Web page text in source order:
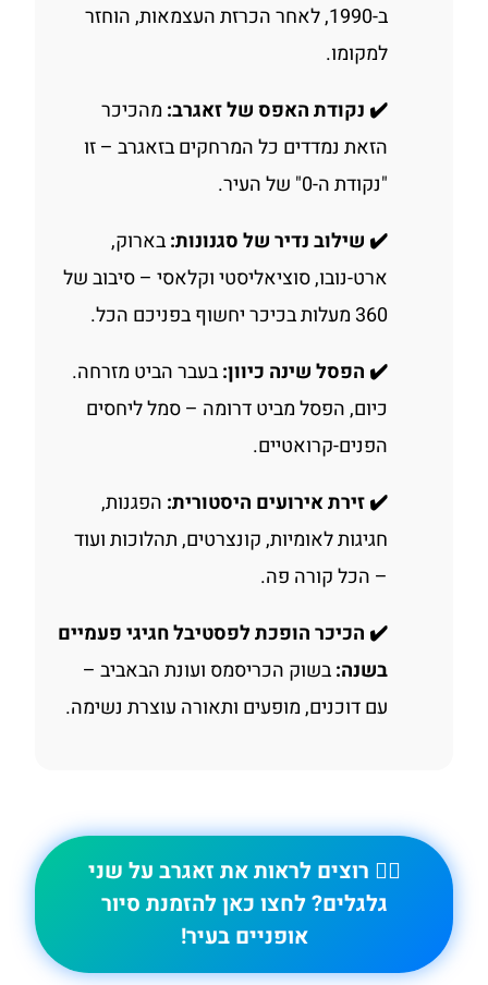
ב-1990, לאחר הכרזת העצמאות, הוחזר
למקומו.
✔️ נקודת האפס של זאגרב: מהכיכר
הזאת נמדדים כל המרחקים בזאגרב – זו
"נקודת ה-0" של העיר.
✔️ שילוב נדיר של סגנונות:בארוק,
ארט-נובו, סוציאליסטי וקלאסי – סיבוב של
360 מעלות בכיכר יחשוף בפניכם הכל.
✔️ הפסל שינה כיוון:בעבר הביט מזרחה.
כיום, הפסל מביט דרומה – סמל ליחסים
הפנים-קרואטיים.
✔️ זירת אירועים היסטורית: הפגנות,
חגיגות לאומיות, קונצרטים, תהלוכות ועוד
– הכל קורה פה.
✔️ הכיכר הופכת לפסטיבל חגיגי פעמיים
בשנה:בשוק הכריסמס ועונת הבאביב –
עם דוכנים, מופעים ותאורה עוצרת נשימה.
🚴‍♀️ רוצים לראות את זאגרב על שני
גלגלים? לחצו כאן להזמנת סיור
אופניים בעיר!